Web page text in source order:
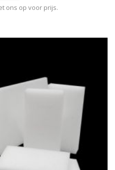
ons op voor prijs.